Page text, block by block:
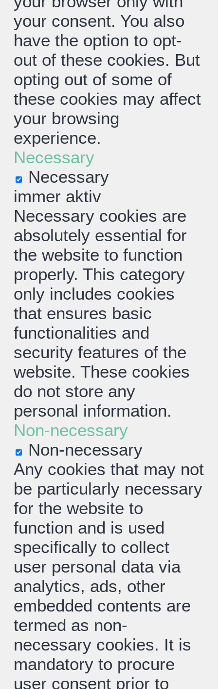
your consent. You also
have the option to opt-
out of these cookies. But
opting out of some of
these cookies may affect
your browsing
experience.
Necessary
Necessary
immer aktiv
Necessary cookies are
absolutely essential for
the website to function
properly. This category
only includes cookies
that ensures basic
functionalities and
security features of the
website. These cookies
do not store any
personal information.
Non-necessary
Non-necessary
Any cookies that may not
be particularly necessary
for the website to
function and is used
specifically to collect
user personal data via
analytics, ads, other
embedded contents are
termed as non-
necessary cookies. It is
mandatory to procure
user consent prior to